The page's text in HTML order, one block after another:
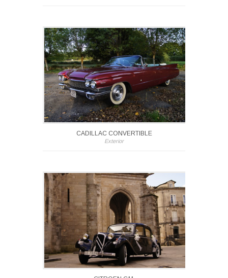
CADILLAC CONVERTIBLE
Exterior